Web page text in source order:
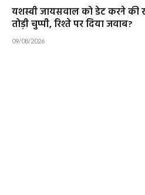
यशस्वी जायसवाल को डेट करने की
तोड़ी चुप्पी, रिश्ते पर दिया जवाब?
09/08/2026